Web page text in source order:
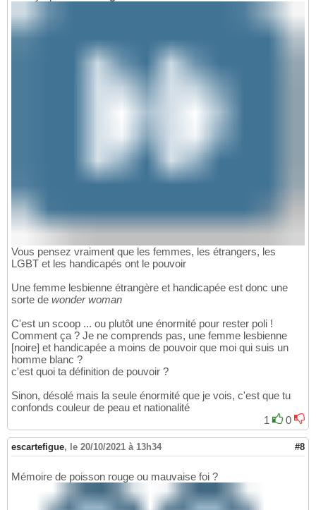
Vous pensez vraiment que les femmes, les étrangers, les
LGBT et les handicapés ont le pouvoir
Une femme lesbienne étrangère et handicapée est donc une
sorte de wonder woman
C'est un scoop ... ou plutôt une énormité pour rester poli !
Comment ça ? Je ne comprends pas, une femme lesbienne
[noire] et handicapée a moins de pouvoir que moi qui suis un
homme blanc ?
c'est quoi ta définition de pouvoir ?
Sinon, désolé mais la seule énormité que je vois, c'est que tu
confonds couleur de peau et nationalité
1
0
escartefigue, le 20/10/2021 à 13h34 #8
Mémoire de poisson rouge ou mauvaise foi ?